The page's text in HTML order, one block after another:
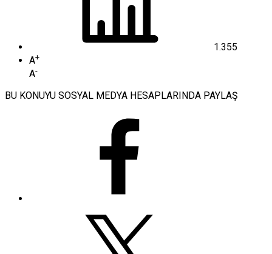
1.355
A+
A-
BU KONUYU SOSYAL MEDYA HESAPLARINDA PAYLAŞ